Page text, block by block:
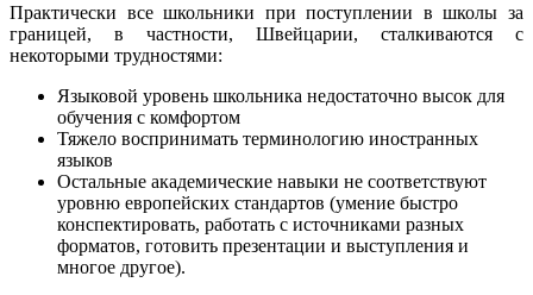
Практически все школьники при поступлении в школы за
границей, в частности, Швейцарии, сталкиваются с
некоторыми трудностями:
Языковой уровень школьника недостаточно высок для
обучения с комфортом
Тяжело воспринимать терминологию иностранных
языков
Остальные академические навыки не соответствуют
уровню европейских стандартов (умение быстро
конспектировать, работать с источниками разных
форматов, готовить презентации и выступления и
многое другое).